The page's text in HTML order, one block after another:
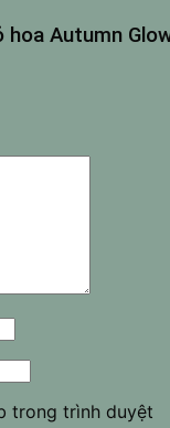
hoa Autumn
trong trình duyệt